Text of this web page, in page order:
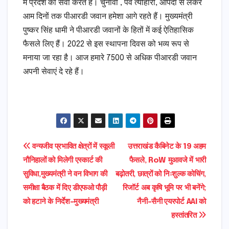
में प्रदेश की सेवा करते हैं। चुनावों , पर्व त्यौहारों, आपदा से लेकर
आम दिनों तक पीआरडी जवान हमेशा आगे रहते हैं। मुख्यमंत्री
पुष्कर सिंह धामी ने पीआरडी जवानों के हितों में कई ऐतिहासिक
फैसले लिए हैं। 2022 से इस स्थापना दिवस को भव्य रूप से
मनाया जा रहा है। आज हमारे 7500 से अधिक पीआरडी जवान
अपनी सेवाएं दे रहे हैं।
Post
navigation
उत्तराखंड कैबिनेट के 19 अहम
फैसले, RoW मुआवजे में भारी
बढ़ोतरी, छात्रों को निःशुल्क कोचिंग,
रिजॉर्ट अब कृषि भूमि पर भी बनेंगे;
नैनी-सैनी एयरपोर्ट AAI को
हस्तांतरित
वन्यजीव प्रभावित क्षेत्रों में स्कूली
नौनिहालों को मिलेगी एस्कार्ट की
सुविधा,मुख्यमंत्री ने वन विभाग की
समीक्षा बैठक में दिए डीएफओ पौड़ी
को हटाने के निर्देश-मुख्यमंत्री